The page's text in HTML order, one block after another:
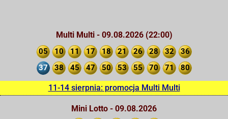
Multi Multi - 09.08.2026 (22:00)
05 10 11 17 18 21 26 28 32
36
37
38 45 47 50 53 55 70 71 80
11-14 sierpnia: promocja Multi Multi
Mini Lotto - 09.08.2026